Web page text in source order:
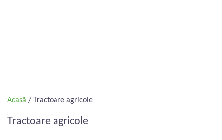
Acasă / Tractoare agricole
Tractoare agricole